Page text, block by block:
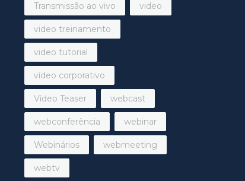
Transmissão ao vivo video
video treinamento
video tutorial
vídeo corporativo
Vídeo Teaser webcast
webconferência webinar
Webinários webmeeting
webtv